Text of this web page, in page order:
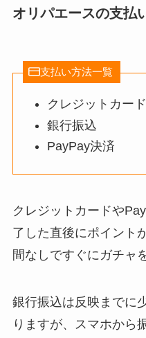
オリパエースの支払
支払い方法一覧
クレジットカー
銀行振込
PayPay決済
クレジットカードや
了した直後にポイント
間なしですぐにガチャ
銀行振込は反映までに
りますが、スマホから